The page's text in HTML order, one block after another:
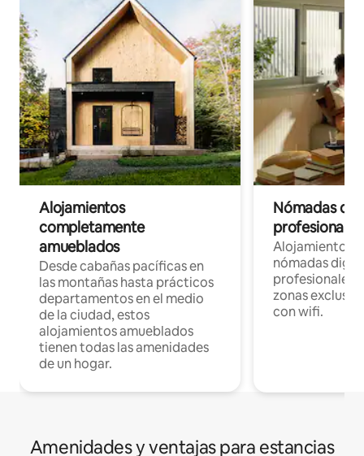
Alojamientos
completamente
amueblados
Desde cabañas pacíficas en
las montañas hasta prácticos
departamentos en el medio
de la ciudad, estos
alojamientos amueblados
tienen todas las amenidades
de un hogar.
Nómadas
Alojamientos
nómadas
profesionales
zonas
con wifi.
Amenidades y ventajas para estancias